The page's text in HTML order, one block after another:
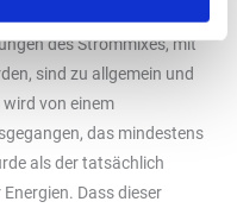
des Strommixes, mit
sind zu allgemein und
von einem
das mindestens
als der tatsächlich
Dass dieser